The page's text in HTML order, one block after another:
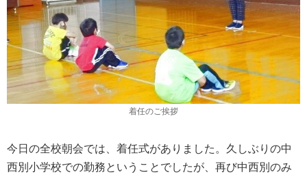
着任のご挨拶
今日の全校朝会では、着任式がありました。久しぶりの中
西別小学校での勤務ということでしたが、再び中西別のみ